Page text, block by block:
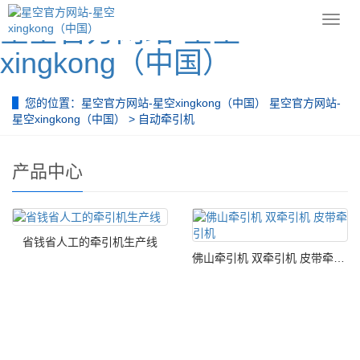
星空官方网站-星空
xingkong（中国）
导
您的位置： 星空官方网站-星空xingkong（中国） 星空官方网站-
星空xingkong（中国）
> 自动牵引机
产品中心
省钱省人工的牵引机生产线